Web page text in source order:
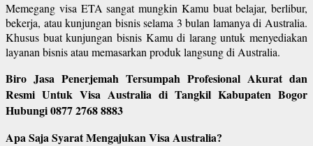
Memegang visa ETA sangat mungkin Kamu buat belajar, berlibur,
bekerja, atau kunjungan bisnis selama 3 bulan lamanya di Australia.
Khusus buat kunjungan bisnis Kamu di larang untuk menyediakan
layanan bisnis atau memasarkan produk langsung di Australia.
Biro Jasa Penerjemah Tersumpah Profesional Akurat dan
Resmi Untuk Visa Australia di Tangkil Kabupaten Bogor
Hubungi 0877 2768 8883
Apa Saja Syarat Mengajukan Visa Australia?